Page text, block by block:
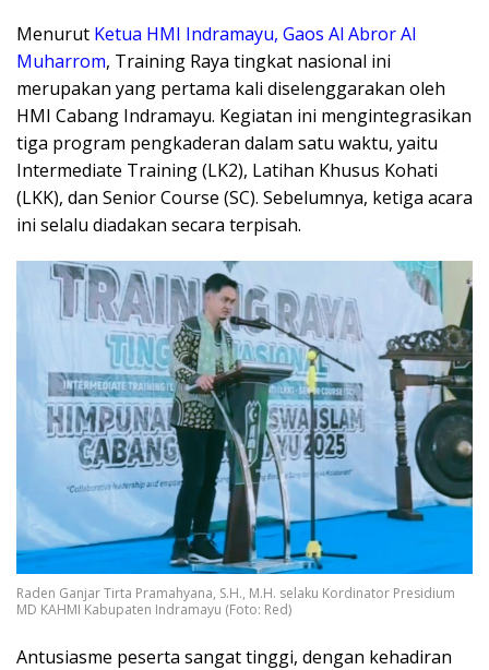
​Menurut Ketua HMI Indramayu, Gaos Al Abror Al
Muharrom, Training Raya tingkat nasional ini
merupakan yang pertama kali diselenggarakan oleh
HMI Cabang Indramayu. Kegiatan ini mengintegrasikan
tiga program pengkaderan dalam satu waktu, yaitu
Intermediate Training (LK2), Latihan Khusus Kohati
(LKK), dan Senior Course (SC). Sebelumnya, ketiga acara
ini selalu diadakan secara terpisah.
Raden Ganjar Tirta Pramahyana, S.H., M.H. selaku Kordinator Presidium
MD KAHMI Kabupaten Indramayu (Foto: Red)
​Antusiasme peserta sangat tinggi, dengan kehadiran